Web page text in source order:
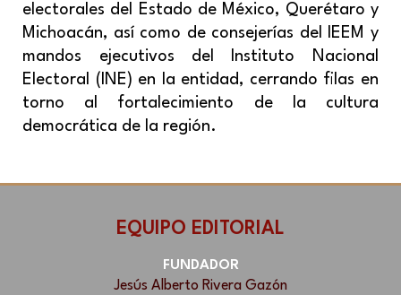
electorales del Estado de México, Querétaro y
Michoacán, así como de consejerías del IEEM y
mandos ejecutivos del Instituto Nacional
Electoral (INE) en la entidad, cerrando filas en
torno al fortalecimiento de la cultura
democrática de la región.
EQUIPO EDITORIAL
FUNDADOR
Jesús Alberto Rivera Gazón